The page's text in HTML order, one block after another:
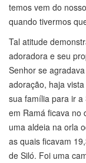
temos vem do
quando tivermos
Tal atitude
adoradora e seu
Senhor se
adoração, haja
sua família para ir a
em Ramá ficava no
uma aldeia na orla
as quais ficavam
de Siló. Foi uma